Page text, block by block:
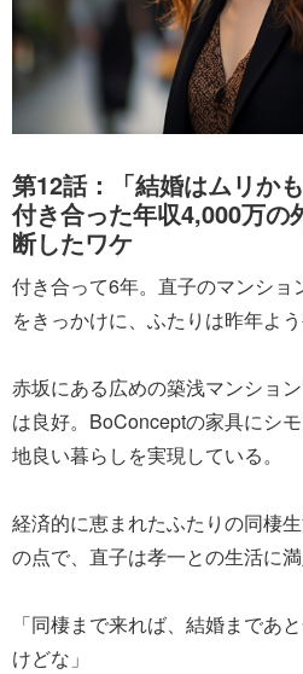
第12話：「結婚はムリか
付き合った年収4,000万の
断したワケ
付き合って6年。直子のマンショ
をきっかけに、ふたりは昨年よう
赤坂にある広めの築浅マンショ
は良好。BoConceptの家具にシ
地良い暮らしを実現している。
経済的に恵まれたふたりの同棲
の点で、直子は孝一との生活に
「同棲まで来れば、結婚まであ
けどな」